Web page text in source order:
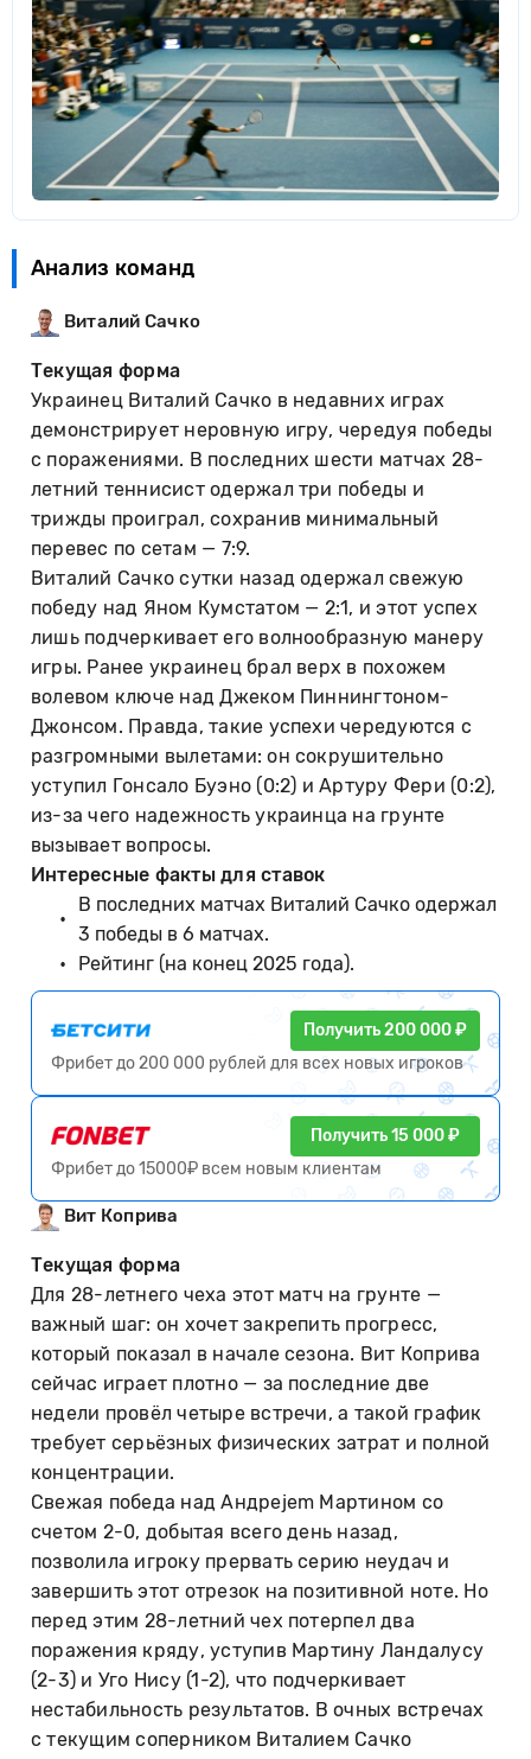
Анализ команд
Виталий Сачко
Текущая форма
Украинец Виталий Сачко в недавних играх
демонстрирует неровную игру, чередуя победы
с поражениями. В последних шести матчах 28-
летний теннисист одержал три победы и
трижды проиграл, сохранив минимальный
перевес по сетам — 7:9.
Виталий Сачко сутки назад одержал свежую
победу над Яном Кумстатом — 2:1, и этот успех
лишь подчеркивает его волнообразную манеру
игры. Ранее украинец брал верх в похожем
волевом ключе над Джеком Пиннингтоном-
Джонсом. Правда, такие успехи чередуются с
разгромными вылетами: он сокрушительно
уступил Гонсало Буэно (0:2) и Артуру Фери (0:2),
из-за чего надежность украинца на грунте
вызывает вопросы.
Интересные факты для ставок
В последних матчах Виталий Сачко одержал
3 победы в 6 матчах.
Рейтинг (на конец 2025 года).
Получить 200 000 ₽
Фрибет до 200 000 рублей для всех новых игроков
Получить 15 000 ₽
Фрибет до 15000₽ всем новым клиентам
Вит Коприва
Текущая форма
Для 28-летнего чеха этот матч на грунте —
важный шаг: он хочет закрепить прогресс,
который показал в начале сезона. Вит Коприва
сейчас играет плотно — за последние две
недели провёл четыре встречи, а такой график
требует серьёзных физических затрат и полной
концентрации.
Свежая победа над Андреjem Мартином со
счетом 2-0, добытая всего день назад,
позволила игроку прервать серию неудач и
завершить этот отрезок на позитивной ноте. Но
перед этим 28-летний чех потерпел два
поражения кряду, уступив Мартину Ландалусу
(2-3) и Уго Нису (1-2), что подчеркивает
нестабильность результатов. В очных встречах
с текущим соперником Виталием Сачко